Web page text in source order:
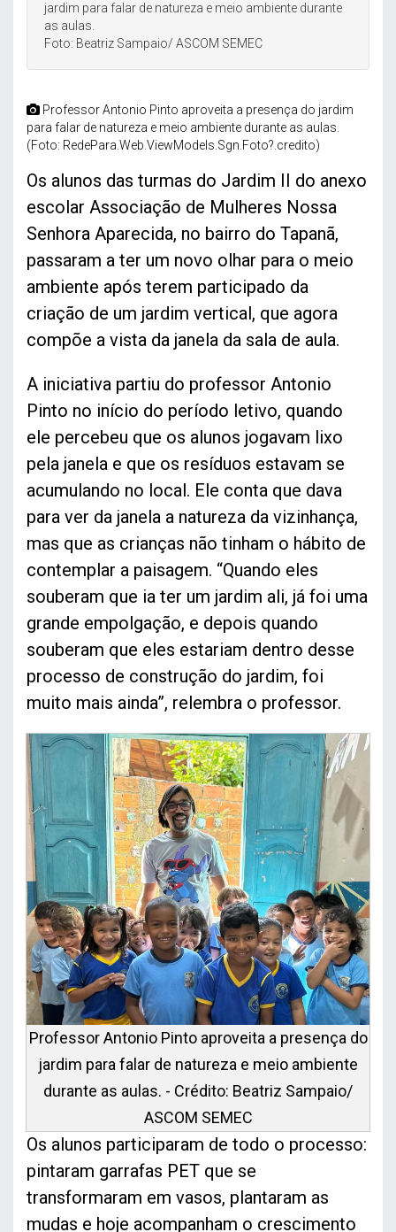
jardim para falar de natureza e meio ambiente durante
as aulas.
Foto: Beatriz Sampaio/ ASCOM SEMEC
Professor Antonio Pinto aproveita a presença do jardim
para falar de natureza e meio ambiente durante as aulas.
(Foto: RedePara.Web.ViewModels.Sgn.Foto?.credito)
Os alunos das turmas do Jardim II do anexo
escolar Associação de Mulheres Nossa
Senhora Aparecida, no bairro do Tapanã,
passaram a ter um novo olhar para o meio
ambiente após terem participado da
criação de um jardim vertical, que agora
compõe a vista da janela da sala de aula.
A iniciativa partiu do professor Antonio
Pinto no início do período letivo, quando
ele percebeu que os alunos jogavam lixo
pela janela e que os resíduos estavam se
acumulando no local. Ele conta que dava
para ver da janela a natureza da vizinhança,
mas que as crianças não tinham o hábito de
contemplar a paisagem. “Quando eles
souberam que ia ter um jardim ali, já foi uma
grande empolgação, e depois quando
souberam que eles estariam dentro desse
processo de construção do jardim, foi
muito mais ainda”, relembra o professor.
Professor Antonio Pinto aproveita a presença do
jardim para falar de natureza e meio ambiente
durante as aulas. - Crédito: Beatriz Sampaio/
ASCOM SEMEC
Os alunos participaram de todo o processo:
pintaram garrafas PET que se
transformaram em vasos, plantaram as
mudas e hoje acompanham o crescimento